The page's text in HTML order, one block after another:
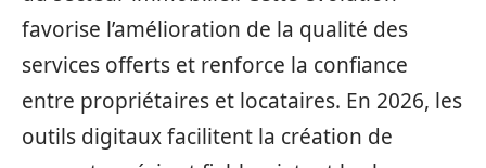
favorise l’amélioration de la qualité des
services offerts et renforce la confiance
entre propriétaires et locataires. En 2026, les
outils digitaux facilitent la création de